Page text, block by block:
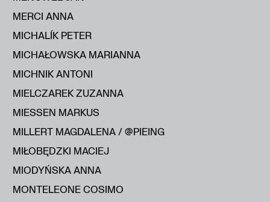
MERCI ANNA
MICHALÍK PETER
MICHAŁOWSKA MARIANNA
MICHNIK ANTONI
MIELCZAREK ZUZANNA
MIESSEN MARKUS
MILLERT MAGDALENA / @PIEING
MIŁOBĘDZKI MACIEJ
MIODYŃSKA ANNA
MONTELEONE COSIMO